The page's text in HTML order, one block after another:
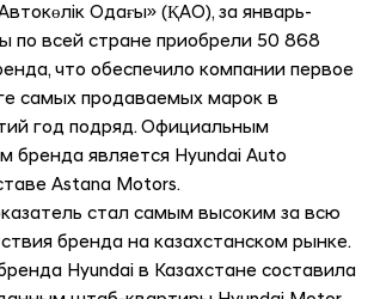
Одағы» (ҚАО), за январь-
по всей стране приобрели 50 868
что обеспечило компании первое
самых продаваемых марок в
год подряд. Официальным
бренда является Hyundai Auto
Astana Motors.
стал самым высоким за всю
бренда на казахстанском рынке.
Hyundai в Казахстане составила